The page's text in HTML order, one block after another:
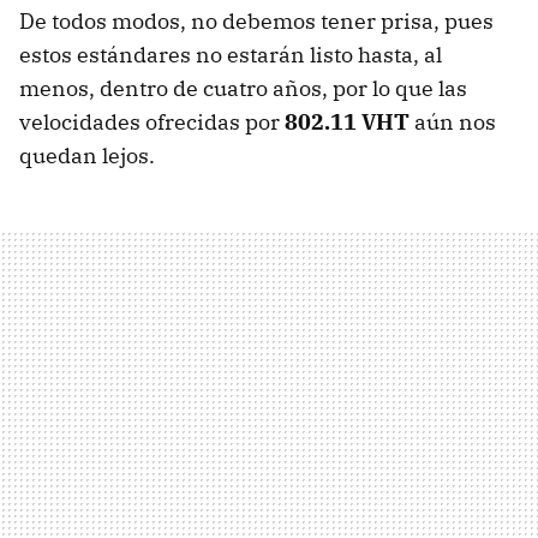
De todos modos, no debemos tener prisa, pues
estos estándares no estarán listo hasta, al
menos, dentro de cuatro años, por lo que las
velocidades ofrecidas por802.11 VHT aún nos
quedan lejos.